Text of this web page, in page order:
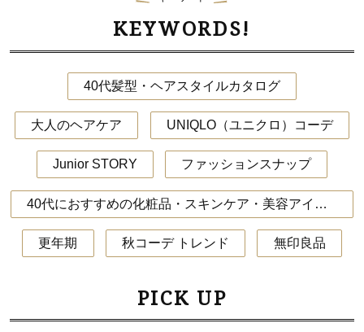
KEYWORDS!
40代髪型・ヘアスタイルカタログ
大人のヘアケア UNIQLO（ユニクロ）コーデ
Junior STORY ファッションスナップ
40代におすすめの化粧品・スキンケア・美容アイテム
更年期 秋コーデ トレンド 無印良品
PICK UP